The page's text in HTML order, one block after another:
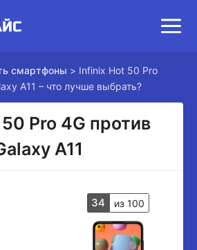
смартфоны > Infinix Hot 50 Pro
A11 – что лучше выбрать?
Pro 4G против
A11
34 из 100